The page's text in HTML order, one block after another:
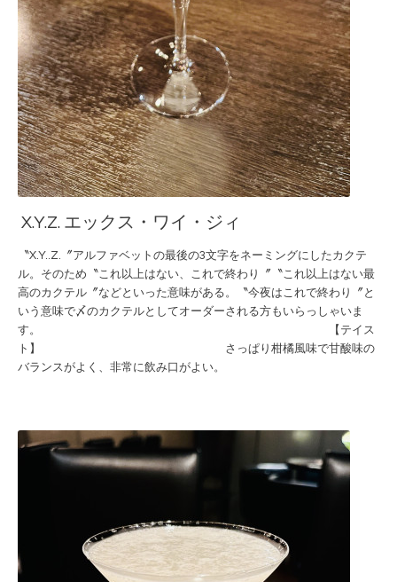
X.Y.Z. エックス・ワイ・ジィ
〝X.Y..Z.〞アルファベットの最後の3文字をネーミングにしたカクテ
ル。そのため〝これ以上はない、これで終わり〞〝これ以上はない最
高のカクテル〞などといった意味がある。〝今夜はこれで終わり〞と
いう意味で〆のカクテルとしてオーダーされる方もいらっしゃいま
す。
【テイス
ト】 さっぱり柑橘風味で甘酸味の
バランスがよく、非常に飲み口がよい。